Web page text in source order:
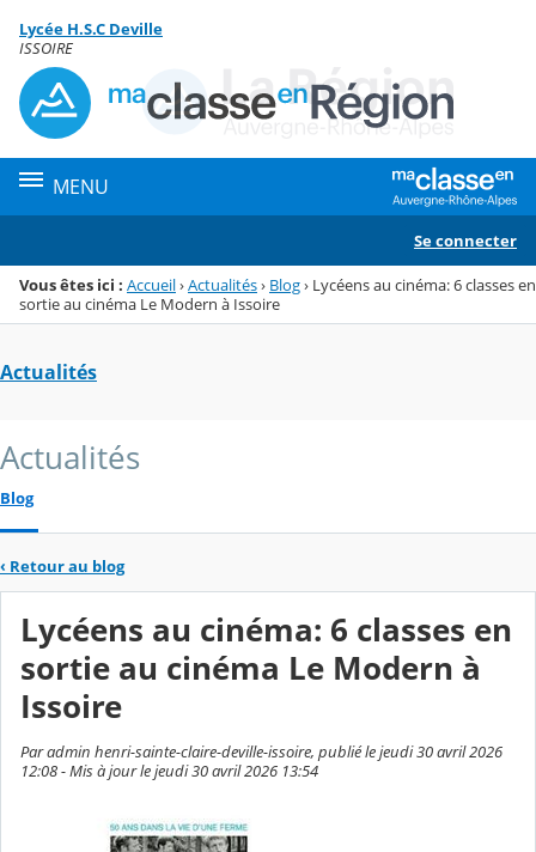
Menu de la rubrique
Contenu
Lycée H.S.C Deville
ISSOIRE
MENU
Se connecter
Vous êtes ici : Accueil›Actualités› Blog› Lycéens au cinéma: 6 classes en
sortie au cinéma Le Modern à Issoire
Actualités
Actualités
Blog
‹ Retour au blog
Lycéens au cinéma: 6 classes en
sortie au cinéma Le Modern à
Issoire
Par admin henri-sainte-claire-deville-issoire, publié le jeudi 30 avril 2026
12:08 - Mis à jour le jeudi 30 avril 2026 13:54